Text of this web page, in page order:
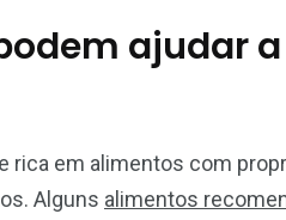
ajudar
rica em alimentos com
Alguns alimentos